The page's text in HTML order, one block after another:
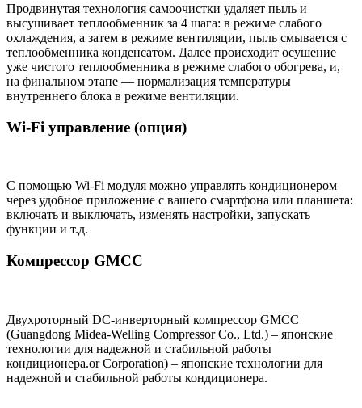
Продвинутая технология самоочистки удаляет пыль и
высушивает теплообменник за 4 шага: в режиме слабого
охлаждения, а затем в режиме вентиляции, пыль смывается с
теплообменника конденсатом. Далее происходит осушение
уже чистого теплообменника в режиме слабого обогрева, и,
на финальном этапе — нормализация температуры
внутреннего блока в режиме вентиляции.
Wi-Fi управление (опция)
С помощью Wi-Fi модуля можно управлять кондиционером
через удобное приложение с вашего смартфона или планшета:
включать и выключать, изменять настройки, запускать
функции и т.д.
Компрессор GMCC
Двухроторный DC-инверторный компрессор GMCC
(Guangdong Midea-Welling Compressor Co., Ltd.) – японские
технологии для надежной и стабильной работы
кондиционера.or Corporation) – японские технологии для
надежной и стабильной работы кондиционера.